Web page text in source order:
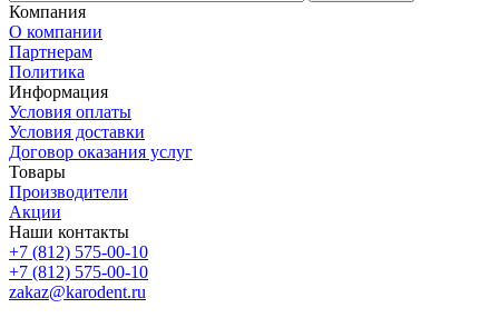
Компания
О компании
Партнерам
Политика
Информация
Условия оплаты
Условия доставки
Договор оказания услуг
Товары
Производители
Акции
Наши контакты
+7 (812) 575-00-10
+7 (812) 575-00-10
zakaz@karodent.ru